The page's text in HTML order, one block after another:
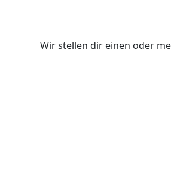
Wir stellen dir einen oder